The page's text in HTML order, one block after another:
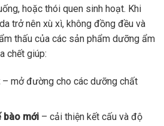
hoặc thói quen sinh hoạt. Khi
trở nên xù xì, không đồng đều và
thấu của các sản phẩm dưỡng ẩm
chết giúp:
– mở đường cho các dưỡng chất
bào mới– cải thiện kết cấu và độ